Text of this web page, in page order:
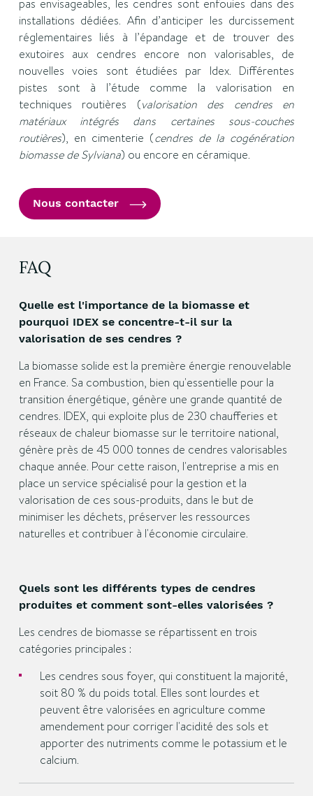
pas envisageables, les cendres sont enfouies dans des
installations dédiées. Afin d’anticiper les durcissement
réglementaires liés à l’épandage et de trouver des
exutoires aux cendres encore non valorisables, de
nouvelles voies sont étudiées par Idex. Différentes
pistes sont à l’étude comme la valorisation en
techniques routières (valorisation des cendres en
matériaux intégrés dans certaines sous-couches
routières), en cimenterie (cendres de la cogénération
biomasse de Sylviana) ou encore en céramique.
Nous contacter
FAQ
Quelle est l'importance de la biomasse et
pourquoi IDEX se concentre-t-il sur la
valorisation de ses cendres ?
La biomasse solide est la première énergie renouvelable
en France. Sa combustion, bien qu'essentielle pour la
transition énergétique, génère une grande quantité de
cendres. IDEX, qui exploite plus de 230 chaufferies et
réseaux de chaleur biomasse sur le territoire national,
génère près de 45 000 tonnes de cendres valorisables
chaque année. Pour cette raison, l'entreprise a mis en
place un service spécialisé pour la gestion et la
valorisation de ces sous-produits, dans le but de
minimiser les déchets, préserver les ressources
naturelles et contribuer à l'économie circulaire.
Quels sont les différents types de cendres
produites et comment sont-elles valorisées ?
Les cendres de biomasse se répartissent en trois
catégories principales :
Les cendres sous foyer, qui constituent la majorité,
soit 80 % du poids total. Elles sont lourdes et
peuvent être valorisées en agriculture comme
amendement pour corriger l'acidité des sols et
apporter des nutriments comme le potassium et le
calcium.